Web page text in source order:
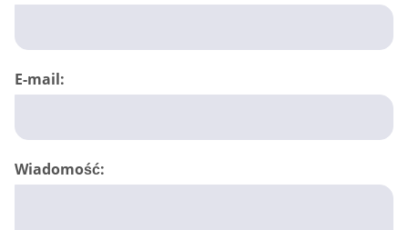
E-mail:
Wiadomość: